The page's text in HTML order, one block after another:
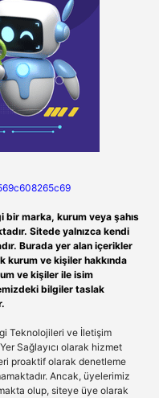
marka, kurum veya şahıs
Sitede yalnızca kendi
Burada yer alan içerikler
kurum ve kişiler hakkında
ve kişiler ile isim
bilgiler taslak
Teknolojileri ve İletişim
Sağlayıcı olarak hizmet
proaktif olarak denetleme
Ancak, üyelerimiz
olup, siteye üye olarak